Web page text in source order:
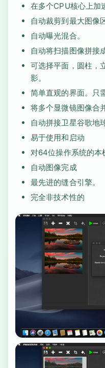
在多个CPU核心上加
自动裁剪到最大图像
自动曝光混合。
自动将扫描图像拼接
可选择平面，圆柱，
影。
简单直观的界面。只
将多个显微镜图像合
自动拼接卫星谷歌地
易于使用和启动
对64位操作系统的本
自动图像完成
最先进的缝合引擎。
完全非技术性的